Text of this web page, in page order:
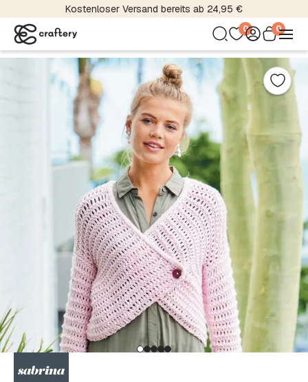
Kostenloser Versand bereits ab 24,95 €
0 0